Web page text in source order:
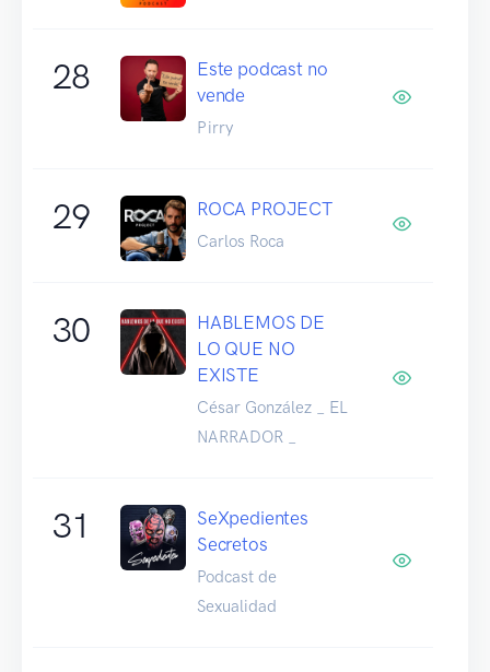
28
Este podcast no
vende
Pirry
29 ROCA PROJECT
Carlos Roca
30
HABLEMOS DE
LO QUE NO
EXISTE
César González _ EL
NARRADOR _
31
SeXpedientes
Secretos
Podcast de
Sexualidad